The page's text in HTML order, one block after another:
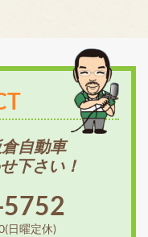
自動車
下さい！
日曜定休)